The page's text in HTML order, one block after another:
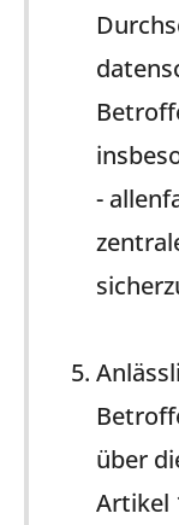
-
über
Artikel